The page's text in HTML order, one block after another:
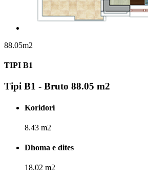
88.05m2
TIPI B1
Tipi B1 - Bruto 88.05 m2
Koridori
8.43 m2
Dhoma e dites
18.02 m2